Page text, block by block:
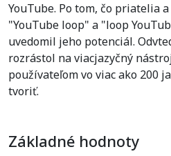
YouTube. Po tom, čo priatelia
"YouTube loop" a "loop
uvedomil jeho potenciál.
rozrástol na viacjazyčný
používateľom vo viac ako 200
tvoriť.
Základné hodnoty